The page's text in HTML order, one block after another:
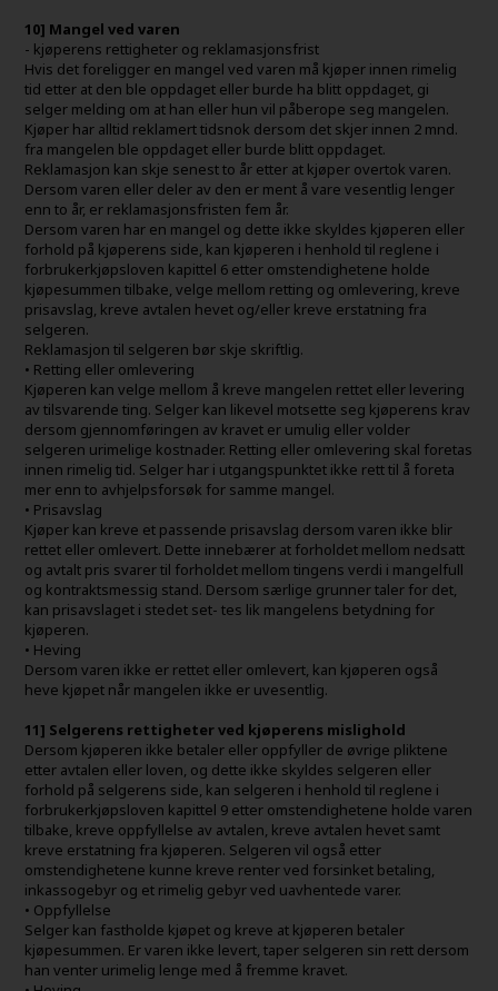
10] Mangel ved varen
- kjøperens rettigheter og reklamasjonsfrist
Hvis det foreligger en mangel ved varen må kjøper innen rimelig
tid etter at den ble oppdaget eller burde ha blitt oppdaget, gi
selger melding om at han eller hun vil påberope seg mangelen.
Kjøper har alltid reklamert tidsnok dersom det skjer innen 2 mnd.
fra mangelen ble oppdaget eller burde blitt oppdaget.
Reklamasjon kan skje senest to år etter at kjøper overtok varen.
Dersom varen eller deler av den er ment å vare vesentlig lenger
enn to år, er reklamasjonsfristen fem år.
Dersom varen har en mangel og dette ikke skyldes kjøperen eller
forhold på kjøperens side, kan kjøperen i henhold til reglene i
forbrukerkjøpsloven kapittel 6 etter omstendighetene holde
kjøpesummen tilbake, velge mellom retting og omlevering, kreve
prisavslag, kreve avtalen hevet og/eller kreve erstatning fra
selgeren.
Reklamasjon til selgeren bør skje skriftlig.
• Retting eller omlevering
Kjøperen kan velge mellom å kreve mangelen rettet eller levering
av tilsvarende ting. Selger kan likevel motsette seg kjøperens krav
dersom gjennomføringen av kravet er umulig eller volder
selgeren urimelige kostnader. Retting eller omlevering skal foretas
innen rimelig tid. Selger har i utgangspunktet ikke rett til å foreta
mer enn to avhjelpsforsøk for samme mangel.
• Prisavslag
Kjøper kan kreve et passende prisavslag dersom varen ikke blir
rettet eller omlevert. Dette innebærer at forholdet mellom nedsatt
og avtalt pris svarer til forholdet mellom tingens verdi i mangelfull
og kontraktsmessig stand. Dersom særlige grunner taler for det,
kan prisavslaget i stedet set- tes lik mangelens betydning for
kjøperen.
• Heving
Dersom varen ikke er rettet eller omlevert, kan kjøperen også
heve kjøpet når mangelen ikke er uvesentlig.
11] Selgerens rettigheter ved kjøperens mislighold
Dersom kjøperen ikke betaler eller oppfyller de øvrige pliktene
etter avtalen eller loven, og dette ikke skyldes selgeren eller
forhold på selgerens side, kan selgeren i henhold til reglene i
forbrukerkjøpsloven kapittel 9 etter omstendighetene holde varen
tilbake, kreve oppfyllelse av avtalen, kreve avtalen hevet samt
kreve erstatning fra kjøperen. Selgeren vil også etter
omstendighetene kunne kreve renter ved forsinket betaling,
inkassogebyr og et rimelig gebyr ved uavhentede varer.
• Oppfyllelse
Selger kan fastholde kjøpet og kreve at kjøperen betaler
kjøpesummen. Er varen ikke levert, taper selgeren sin rett dersom
han venter urimelig lenge med å fremme kravet.